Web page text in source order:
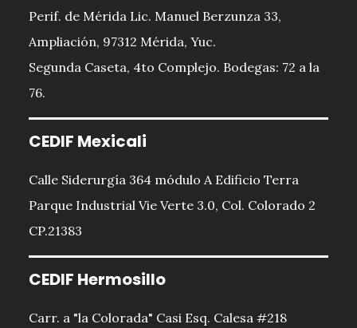
Perif. de Mérida Lic. Manuel Berzunza 33,
Ampliación, 97312 Mérida, Yuc.
Segunda Caseta, 4to Complejo. Bodegas: 72 a la
76.
CEDIF Mexicali
Calle Siderurgía 364 módulo A Edificio Terra
Parque Industrial Vie Verte 3.0, Col. Colorado 2
CP.21383
CEDIF Hermosillo
Carr. a "la Colorada" Casi Esq. Calesa #218